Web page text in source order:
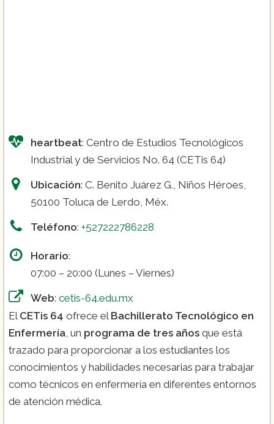
heartbeat: Centro de Estudios Tecnológicos
Industrial y de Servicios No. 64 (CETis 64)
Ubicación: C. Benito Juárez G., Niños Héroes,
50100 Toluca de Lerdo, Méx.
Teléfono: +527222786228
Horario:
07:00 – 20:00 (Lunes – Viernes)
Web: cetis-64.edu.mx
El CETis 64 ofrece el Bachillerato Tecnológico en
Enfermería, un programa de tres años que está
trazado para proporcionar a los estudiantes los
conocimientos y habilidades necesarias para trabajar
como técnicos en enfermería en diferentes entornos
de atención médica.